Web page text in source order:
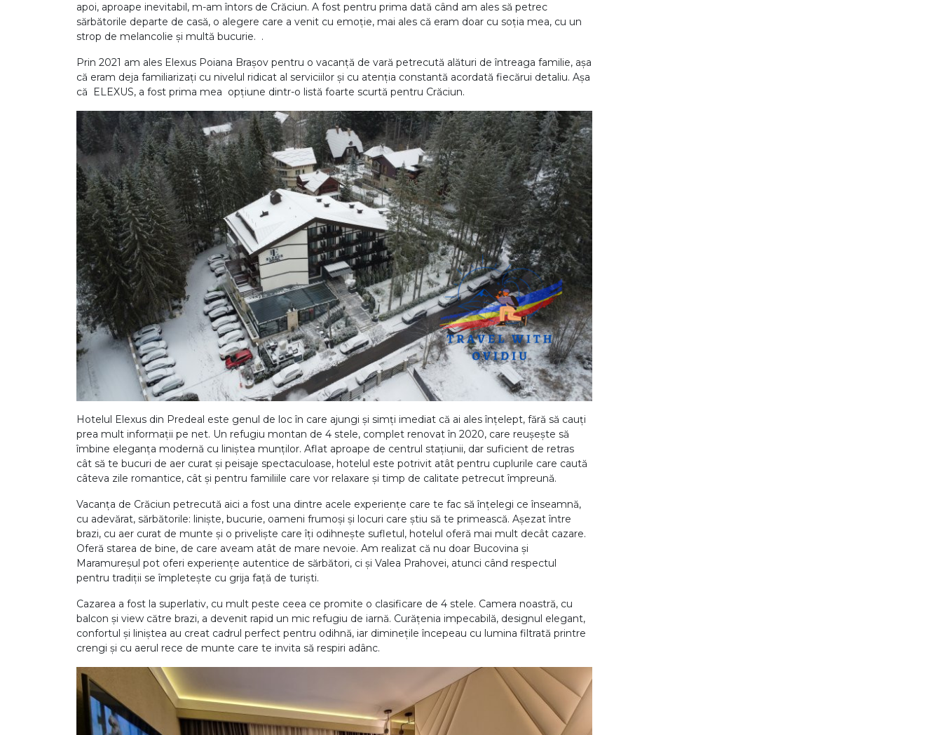
apoi, aproape inevitabil, m-am întors de Crăciun. A fost pentru prima dată când am ales să petrec
sărbătorile departe de casă, o alegere care a venit cu emoție, mai ales că eram doar cu soția mea, cu un
strop de melancolie și multă bucurie. .
Prin 2021 am ales Elexus Poiana Brașov pentru o vacanță de vară petrecută alături de întreaga familie, așa
că eram deja familiarizați cu nivelul ridicat al serviciilor și cu atenția constantă acordată fiecărui detaliu. Așa
că ELEXUS, a fost prima mea opțiune dintr-o listă foarte scurtă pentru Crăciun.
Hotelul Elexus din Predeal este genul de loc în care ajungi și simți imediat că ai ales înțelept, fără să cauți
prea mult informații pe net. Un refugiu montan de 4 stele, complet renovat în 2020, care reușește să
îmbine eleganța modernă cu liniștea munților. Aflat aproape de centrul stațiunii, dar suficient de retras
cât să te bucuri de aer curat și peisaje spectaculoase, hotelul este potrivit atât pentru cuplurile care caută
câteva zile romantice, cât și pentru familiile care vor relaxare și timp de calitate petrecut împreună.
Vacanța de Crăciun petrecută aici a fost una dintre acele experiențe care te fac să înțelegi ce înseamnă,
cu adevărat, sărbătorile: liniște, bucurie, oameni frumoși și locuri care știu să te primească. Așezat între
brazi, cu aer curat de munte și o priveliște care îți odihnește sufletul, hotelul oferă mai mult decât cazare.
Oferă starea de bine, de care aveam atât de mare nevoie. Am realizat că nu doar Bucovina și
Maramureșul pot oferi experiențe autentice de sărbători, ci și Valea Prahovei, atunci când respectul
pentru tradiții se împletește cu grija față de turiști.
Cazarea a fost la superlativ, cu mult peste ceea ce promite o clasificare de 4 stele. Camera noastră, cu
balcon și view către brazi, a devenit rapid un mic refugiu de iarnă. Curățenia impecabilă, designul elegant,
confortul și liniștea au creat cadrul perfect pentru odihnă, iar diminețile începeau cu lumina filtrată printre
crengi și cu aerul rece de munte care te invita să respiri adânc.